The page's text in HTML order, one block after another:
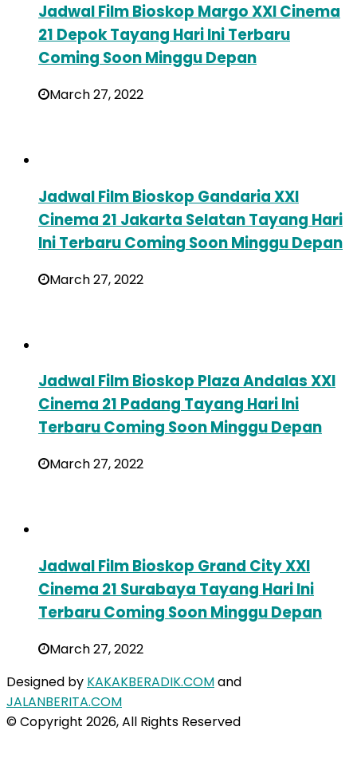
Jadwal Film Bioskop Margo XXI Cinema
21 Depok Tayang Hari Ini Terbaru
Coming Soon Minggu Depan
March 27, 2022
Jadwal Film Bioskop Gandaria XXI
Cinema 21 Jakarta Selatan Tayang Hari
Ini Terbaru Coming Soon Minggu Depan
March 27, 2022
Jadwal Film Bioskop Plaza Andalas XXI
Cinema 21 Padang Tayang Hari Ini
Terbaru Coming Soon Minggu Depan
March 27, 2022
Jadwal Film Bioskop Grand City XXI
Cinema 21 Surabaya Tayang Hari Ini
Terbaru Coming Soon Minggu Depan
March 27, 2022
Designed by KAKAKBERADIK.COMand
JALANBERITA.COM
© Copyright 2026, All Rights Reserved